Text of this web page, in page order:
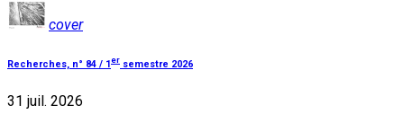
cover
Recherches, n° 84 / 1er semestre 2026
31 juil. 2026